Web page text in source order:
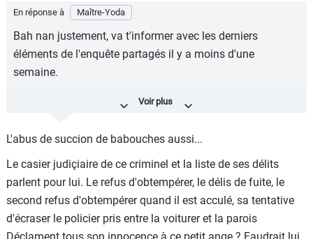
En réponse à Maître-Yoda
Bah nan justement, va t'informer avec les derniers
éléments de l'enquête partagés il y a moins d'une
semaine.
https://www.rtl.fr/actu/justice-faits-divers/info-rtl-mort-de-
version-du-policier-7900333183
Voilà qui se rapprochent de tous les témoignages.
L'abus de CNews est dangeureux pour la santé.
L'abus de succion de babouches aussi...
Le casier judiçiaire de ce criminel et la liste de ses délits
parlent pour lui. Le refus d'obtempérer, le délis de fuite, le
second refus d'obtempérer quand il est acculé, sa tentative
d'écraser le policier pris entre la voiturer et la parois